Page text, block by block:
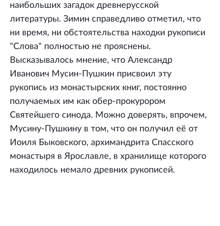
наибольших загадок древнерусской
литературы. Зимин справедливо отметил, что
ни время, ни обстоятельства находки рукописи
"Слова" полностью не прояснены.
Высказывалось мнение, что Александр
Иванович Мусин-Пушкин присвоил эту
рукопись из монастырских книг, постоянно
получаемых им как обер-прокурором
Святейшего синода. Можно доверять, впрочем,
Мусину-Пушкину в том, что он получил её от
Иоиля Быковского, архимандрита Спасского
монастыря в Ярославле, в хранилище которого
находилось немало древних рукописей.